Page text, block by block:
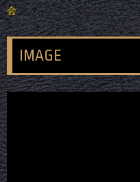
会
IMAGE